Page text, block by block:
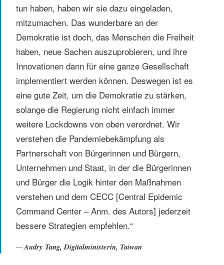
tun haben, haben wir sie dazu eingeladen,
mitzumachen. Das wunderbare an der
Demokratie ist doch, das Menschen die Freiheit
haben, neue Sachen auszuprobieren, und ihre
Innovationen dann für eine ganze Gesellschaft
implementiert werden können. Deswegen ist es
eine gute Zeit, um die Demokratie zu stärken,
solange die Regierung nicht einfach immer
weitere Lockdowns von oben verordnet. Wir
verstehen die Pandemiebekämpfung als
Partnerschaft von Bürgerinnen und Bürgern,
Unternehmen und Staat, in der die Bürgerinnen
und Bürger die Logik hinter den Maßnahmen
verstehen und dem CECC [Central Epidemic
Command Center – Anm. des Autors] jederzeit
bessere Strategien empfehlen.“
Audry Tang, Digitalministerin, Taiwan